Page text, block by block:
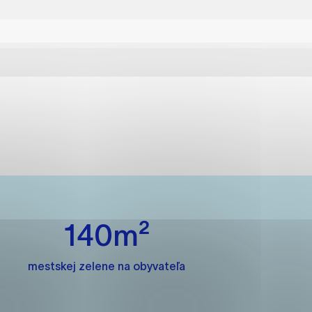
140m²
mestskej zelene na obyvateľa
uplatniteľnými tým,
anonymne a nie je